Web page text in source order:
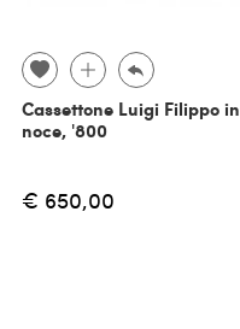
Cassettone Luigi Filippo in
noce, '800
€ 650,00